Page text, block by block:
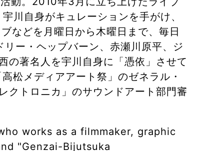
川自身がキュレーションを手がけ、
などを月曜日から木曜日まで、毎日
ー・ヘップバーン、赤瀬川原平、ジ
の著名人を宇川自身に「憑依」させて
松メディアアート祭」のゼネラル・
クトロニカ」のサウンドアート部門審
works as a filmmaker, graphic
"Genzai-Bijutsuka